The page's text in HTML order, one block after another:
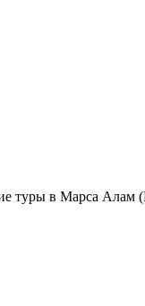
в Марса Алам